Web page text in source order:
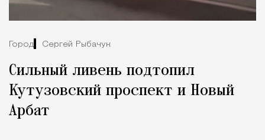
Город Сергей Рыбачук
Сильный ливень подтопил
Кутузовский проспект и Новый
Арбат